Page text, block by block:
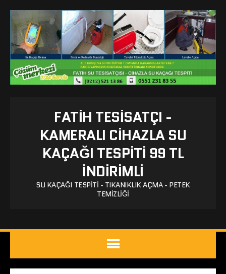
FATIH TESISATÇI -
KAMERALI CIHAZLA SU
KAÇAĞI TESPITI 99 TL
İNDİRİMLİ
SU KAÇAĞI TESPITI - TIKANIKLIK AÇMA - PETEK
TEMIZLIĞI